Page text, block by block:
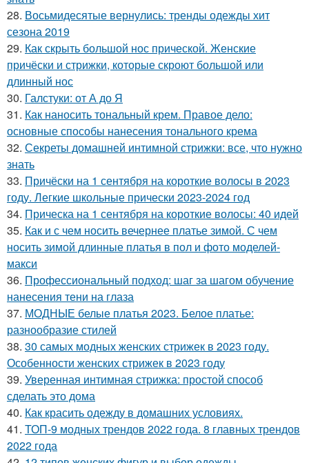
28. Восьмидесятые вернулись: тренды одежды хит
сезона 2019
29. Как скрыть большой нос прической. Женские
причёски и стрижки, которые скроют большой или
длинный нос
30. Галстуки: от А до Я
31. Как наносить тональный крем. Правое дело:
основные способы нанесения тонального крема
32. Секреты домашней интимной стрижки: все, что нужно
знать
33. Причёски на 1 сентября на короткие волосы в 2023
году. Легкие школьные прически 2023-2024 год
34. Прическа на 1 сентября на короткие волосы: 40 идей
35. Как и с чем носить вечернее платье зимой. С чем
носить зимой длинные платья в пол и фото моделей-
макси
36. Профессиональный подход: шаг за шагом обучение
нанесения тени на глаза
37. МОДНЫЕ белые платья 2023. Белое платье:
разнообразие стилей
38. 30 самых модных женских стрижек в 2023 году.
Особенности женских стрижек в 2023 году
39. Уверенная интимная стрижка: простой способ
сделать это дома
40. Как красить одежду в домашних условиях.
41. ТОП-9 модных трендов 2022 года. 8 главных трендов
2022 года